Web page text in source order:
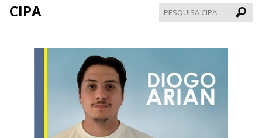
CIPA
CIPA